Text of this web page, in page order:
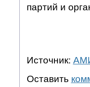
партий и
Источник:
Оставить